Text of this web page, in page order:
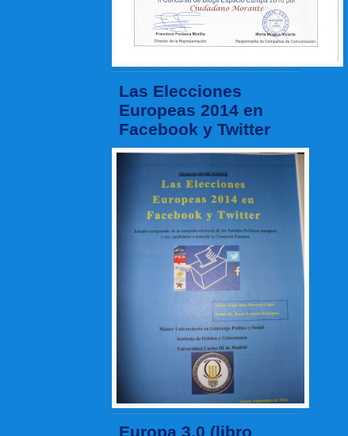
Las Elecciones
Europeas 2014 en
Facebook y Twitter
Europa 3.0 (libro